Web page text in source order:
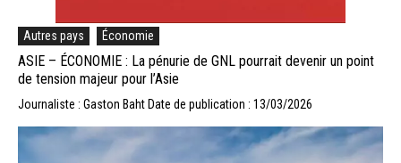
Autres pays Économie
ASIE – ÉCONOMIE : La pénurie de GNL pourrait devenir un point
de tension majeur pour l’Asie
Journaliste : Gaston Baht Date de publication : 13/03/2026